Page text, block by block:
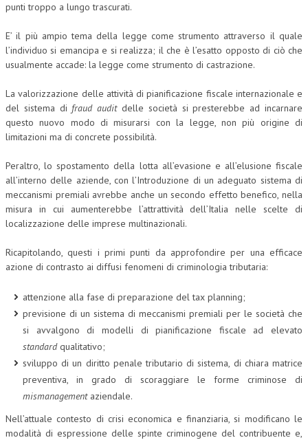
punti troppo a lungo trascurati.
E’ il più ampio tema della legge come strumento attraverso il quale
l’individuo si emancipa e si realizza; il che è l’esatto opposto di ciò che
usualmente accade: la legge come strumento di castrazione.
La valorizzazione delle attività di pianificazione fiscale internazionale e
del sistema di fraud auditdelle società si presterebbe ad incarnare
questo nuovo modo di misurarsi con la legge, non più origine di
limitazioni ma di concrete possibilità.
Peraltro, lo spostamento della lotta all’evasione e all’elusione fiscale
all’interno delle aziende, con l’Introduzione di un adeguato sistema di
meccanismi premiali avrebbe anche un secondo effetto benefico, nella
misura in cui aumenterebbe l’attrattività dell’Italia nelle scelte di
localizzazione delle imprese multinazionali.
Ricapitolando, questi i primi punti da approfondire per una efficace
azione di contrasto ai diffusi fenomeni di criminologia tributaria:
attenzione alla fase di preparazione del tax planning;
previsione di un sistema di meccanismi premiali per le società che
si avvalgono di modelli di pianificazione fiscale ad elevato
standardqualitativo;
sviluppo di un diritto penale tributario di sistema, di chiara matrice
preventiva, in grado di scoraggiare le forme criminose di
mismanagementaziendale.
Nell’attuale contesto di crisi economica e finanziaria, si modificano le
modalità di espressione delle spinte criminogene del contribuente e,